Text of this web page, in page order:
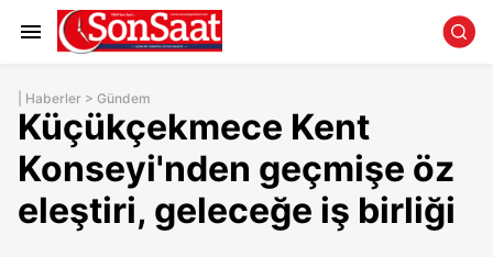
Haberler > Gündem
Küçükçekmece Kent
Konseyi'nden geçmişe öz
eleştiri, geleceğe iş birliği